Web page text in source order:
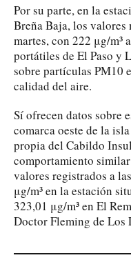
Por su parte, en la
Breña Baja, los valores
martes, con 222 μg/m³
portátiles de El Paso y
sobre partículas PM10
calidad del aire.
Sí ofrecen datos sobre
comarca oeste de la
propia del Cabildo
comportamiento
valores registrados a
μg/m³ en la estación
323,01 μg/m³ en El
Doctor Fleming de Los